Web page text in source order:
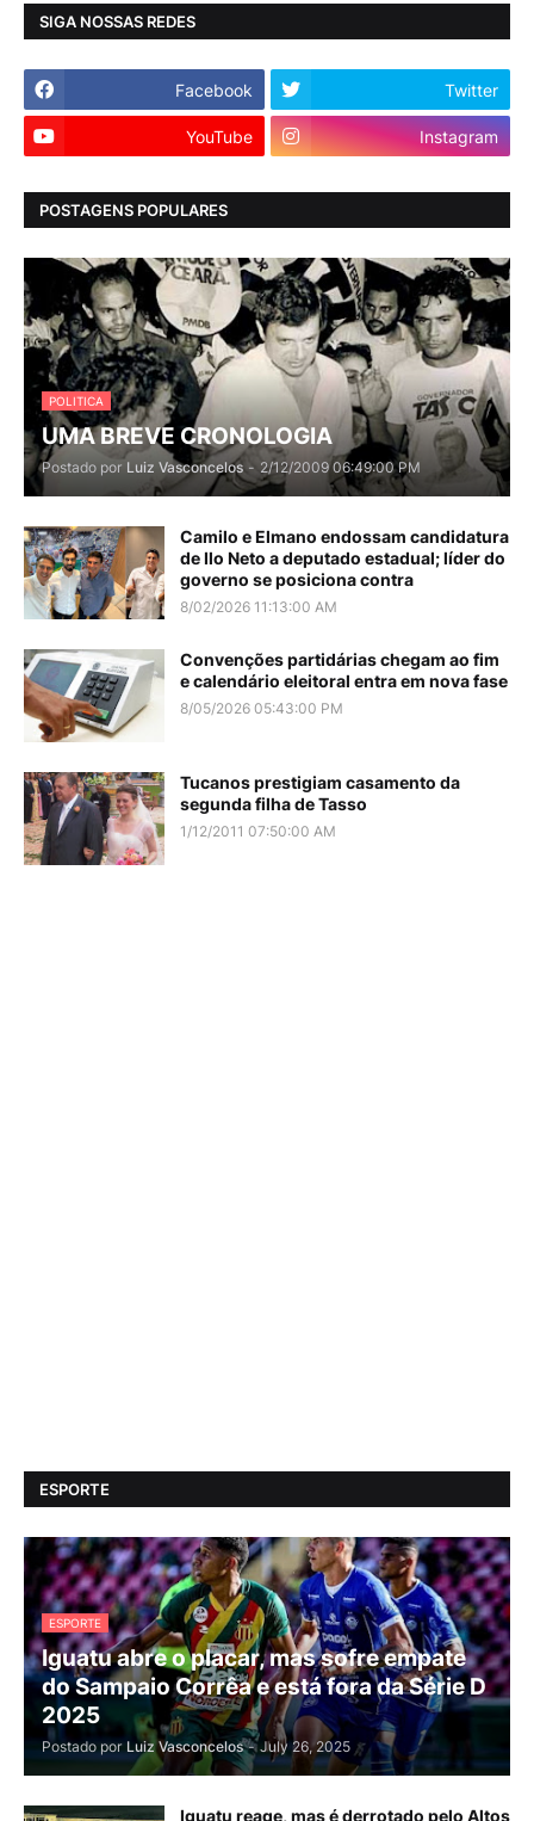
SIGA NOSSAS REDES
Facebook Twitter
YouTube Instagram
POSTAGENS POPULARES
POLITICA
UMA BREVE CRONOLOGIA
Postado por Luiz Vasconcelos - 2/12/2009 06:49:00 PM
Camilo e Elmano endossam candidatura
de Ilo Neto a deputado estadual; líder do
governo se posiciona contra
8/02/2026 11:13:00 AM
Convenções partidárias chegam ao fim
e calendário eleitoral entra em nova fase
8/05/2026 05:43:00 PM
Tucanos prestigiam casamento da
segunda filha de Tasso
1/12/2011 07:50:00 AM
ESPORTE
ESPORTE
Iguatu abre o placar, mas sofre empate
do Sampaio Corrêa e está fora da Série D
2025
Postado por Luiz Vasconcelos - July 26, 2025
Iguatu reage, mas é derrotado pelo Altos